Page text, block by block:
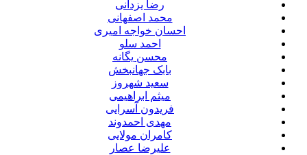
رضا یزدانی
محمد اصفهانی
احسان خواجه امیری
احمد سلو
محسن یگانه
بابک جهانبخش
سعید شهروز
میثم ابراهیمی
فریدون آسرایی
مهدی احمدوند
کامران مولایی
علیرضا عصار